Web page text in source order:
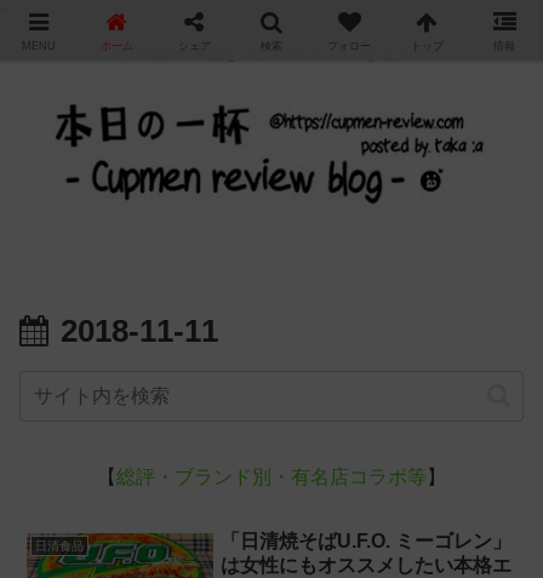
カップ麺の新商品をレビュー / アレンジするブログ
2018-11-11
【総評・ブランド別・有名店コラボ等 】
日清食品
「日清焼そばU.F.O. ミーゴレン」
は女性にもオススメしたい本格エ
MENU ホーム シェア 検索 フォロー トップ 情報